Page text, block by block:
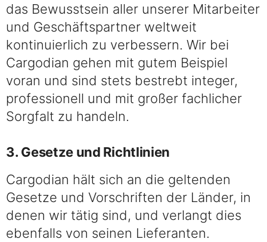
das Bewusstsein aller unserer Mitarbeiter
und Geschäftspartner weltweit
kontinuierlich zu verbessern. Wir bei
Cargodian gehen mit gutem Beispiel
voran und sind stets bestrebt integer,
professionell und mit großer fachlicher
Sorgfalt zu handeln.
3. Gesetze und Richtlinien
Cargodian hält sich an die geltenden
Gesetze und Vorschriften der Länder, in
denen wir tätig sind, und verlangt dies
ebenfalls von seinen Lieferanten.